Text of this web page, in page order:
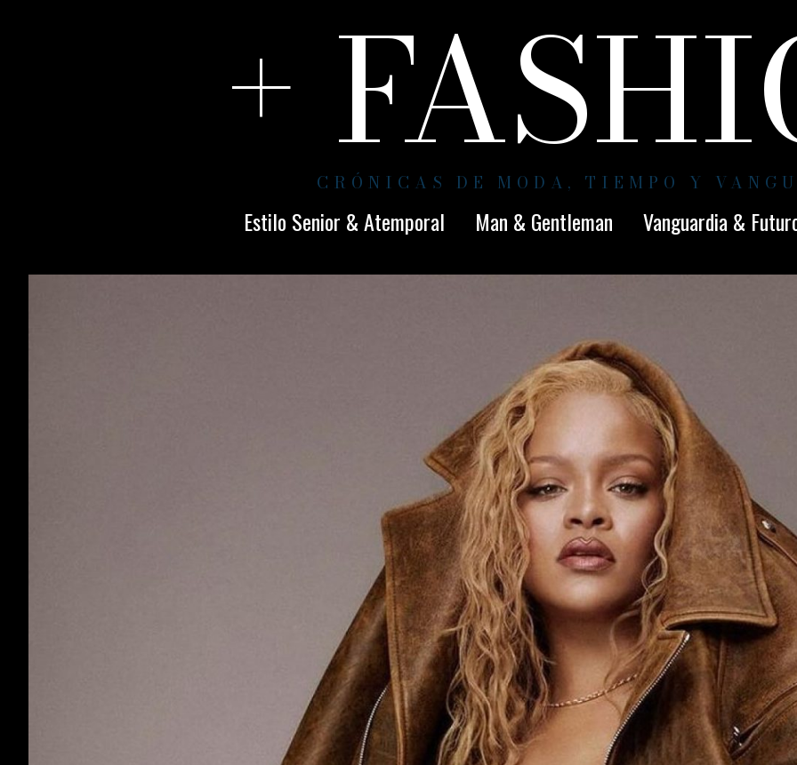
+CRÓNICAS DE MODA, TIEMPO Y
Estilo Senior & Atemporal Man & Gentleman Vanguardia &